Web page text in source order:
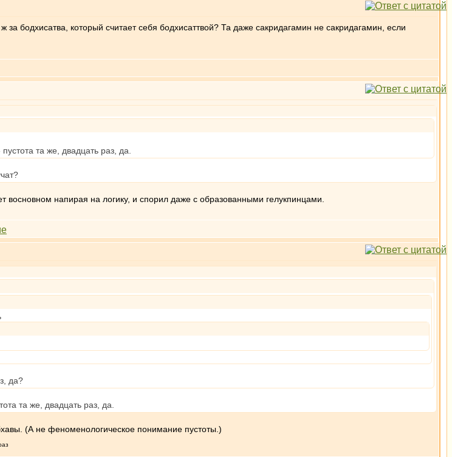
за бодхисатва, который считает себя бодхисаттвой? Та даже сакридагамин не сакридагамин, если
та же, двадцать раз, да.
восновном напирая на логику, и спорил даже с образованными гелукпинцами.
да?
та же, двадцать раз, да.
(А не феноменологическое понимание пустоты.)